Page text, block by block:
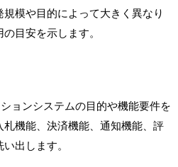
模や目的によって大きく異なり
目安を示します。
ョンシステムの目的や機能要件を
機能、決済機能、通知機能、評
出します。